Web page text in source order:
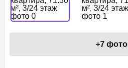
+7 фото